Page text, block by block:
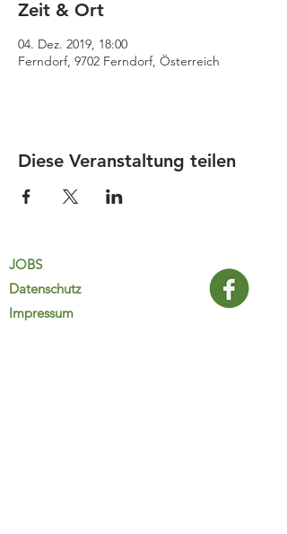
Zeit & Ort
04. Dez. 2019, 18:00
Ferndorf, 9702 Ferndorf, Österreich
Diese Veranstaltung teilen
JOBS
Datenschutz
Impressum